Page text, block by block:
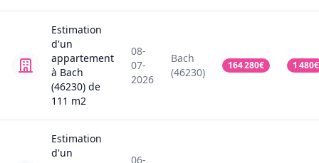
Estimation
d'un
appartement
à Bach
(46230) de
111 m2
08-
07-
2026
Bach
(46230)
164 280€ 1 480€
Estimation
d'un
06-